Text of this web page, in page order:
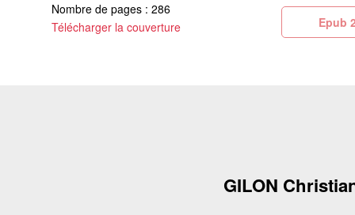
Nombre de pages : 286
Télécharger la couverture
GILON